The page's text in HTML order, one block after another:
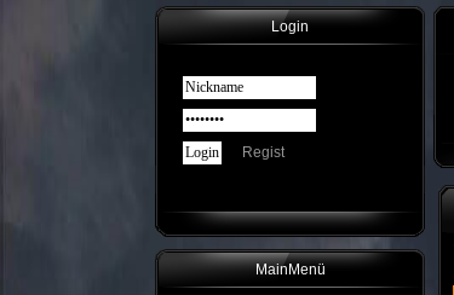
Login
Regist
MainMenü